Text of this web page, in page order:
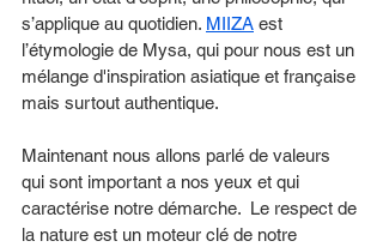
s’applique au quotidien. MIIZA est
l’étymologie de Mysa, qui pour nous est un
mélange d'inspiration asiatique et française
mais surtout authentique.
Maintenant nous allons parlé de valeurs
qui sont important a nos yeux et qui
caractérise notre démarche.  Le respect de
la nature est un moteur clé de notre